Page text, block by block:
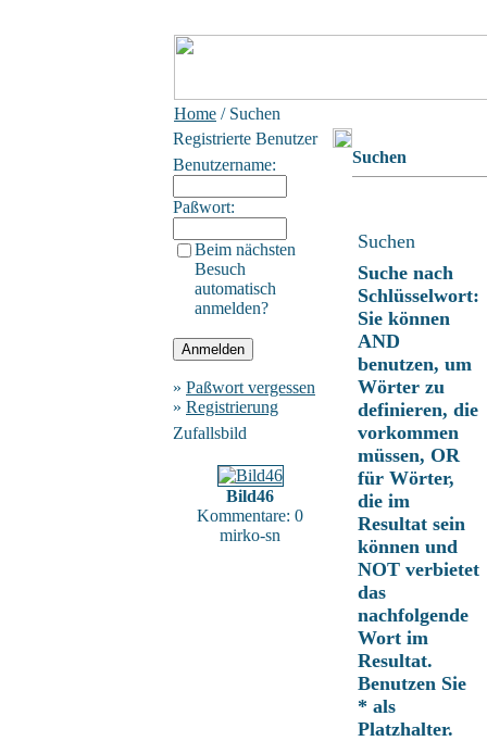
Home / Suchen
Registrierte Benutzer
Benutzername:
Paßwort:
Beim nächsten
Besuch
automatisch
anmelden?
» Paßwort vergessen
» Registrierung
Zufallsbild
Bild46
Kommentare: 0
mirko-sn
Suchen
Suchen
Suche nach
Schlüsselwort:
Sie können
AND
benutzen, um
Wörter zu
definieren, die
vorkommen
müssen, OR
für Wörter,
die im
Resultat sein
können und
NOT verbietet
das
nachfolgende
Wort im
Resultat.
Benutzen Sie
* als
Platzhalter.